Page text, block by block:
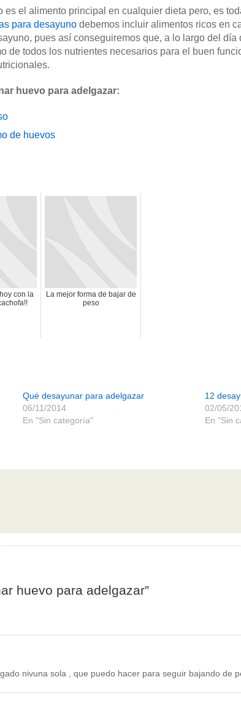
es el alimento principal en cualquier dieta pero, es
para desayuno debemos incluir alimentos ricos en
pues así conseguiremos que, a lo largo del día
de todos los nutrientes necesarios para el buen
huevo para adelgazar:
de huevos
con la
La mejor forma de bajar de
peso
Qué desayunar para adelgazar
06/11/2014
En "Sin categoría"
12
02/05/
En "Sin
huevo para adelgazar”
nivuna sola , que puedo hacer para seguir bajando de